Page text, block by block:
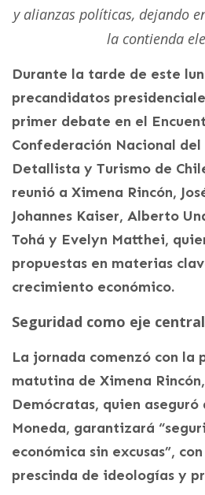
y alianzas políticas, dejando
la contienda
Durante la tarde de este
precandidatos
primer debate en el
Confederación Nacional del
Detallista y Turismo de
reunió a Ximena Rincón,
Johannes Kaiser, Alberto
Tohá y Evelyn Matthei,
propuestas en materias
crecimiento económico.
Seguridad como eje central
La jornada comenzó con la
matutina de Ximena
Demócratas, quien
Moneda, garantizará
económica sin excusas”,
prescinda de ideologías y